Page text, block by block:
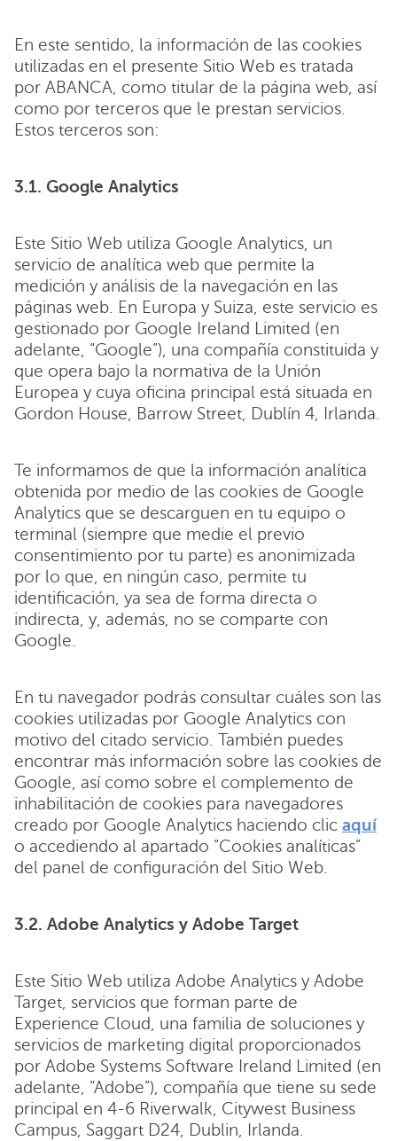
En este sentido, la información de las cookies
utilizadas en el presente Sitio Web es tratada
por ABANCA, como titular de la página web, así
como por terceros que le prestan servicios.
Estos terceros son:
3.1. Google Analytics
Este Sitio Web utiliza Google Analytics, un
servicio de analítica web que permite la
medición y análisis de la navegación en las
páginas web. En Europa y Suiza, este servicio es
gestionado por Google Ireland Limited (en
adelante, “Google”), una compañía constituida y
que opera bajo la normativa de la Unión
Europea y cuya oficina principal está situada en
Gordon House, Barrow Street, Dublín 4, Irlanda.
Te informamos de que la información analítica
obtenida por medio de las cookies de Google
Analytics que se descarguen en tu equipo o
terminal (siempre que medie el previo
consentimiento por tu parte) es anonimizada
por lo que, en ningún caso, permite tu
identificación, ya sea de forma directa o
indirecta, y, además, no se comparte con
Google.
En tu navegador podrás consultar cuáles son las
cookies utilizadas por Google Analytics con
motivo del citado servicio. También puedes
encontrar más información sobre las cookies de
Google, así como sobre el complemento de
inhabilitación de cookies para navegadores
creado por Google Analytics haciendo clic aquí
o accediendo al apartado “Cookies analíticas”
del panel de configuración del Sitio Web.
3.2. Adobe Analytics y Adobe Target
Este Sitio Web utiliza Adobe Analytics y Adobe
Target, servicios que forman parte de
Experience Cloud, una familia de soluciones y
servicios de marketing digital proporcionados
por Adobe Systems Software Ireland Limited (en
adelante, “Adobe”), compañía que tiene su sede
principal en 4-6 Riverwalk, Citywest Business
Campus, Saggart D24, Dublin, Irlanda.